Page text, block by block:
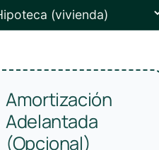
Amortización
Adelantada
(Opcional)